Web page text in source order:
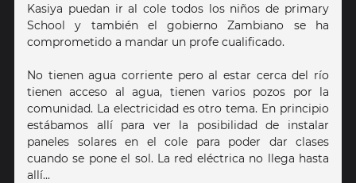
Kasiya puedan ir al cole todos los niños de primary
School y también el gobierno Zambiano se ha
comprometido a mandar un profe cualificado.
No tienen agua corriente pero al estar cerca del río
tienen acceso al agua, tienen varios pozos por la
comunidad. La electricidad es otro tema. En principio
estábamos allí para ver la posibilidad de instalar
paneles solares en el cole para poder dar clases
cuando se pone el sol. La red eléctrica no llega hasta
allí...